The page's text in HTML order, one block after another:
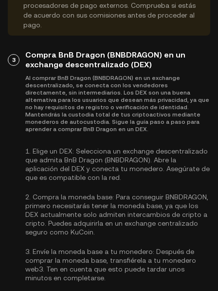
procesadores de pago externos. Comprueba si estás
de acuerdo con sus comisiones antes de proceder al
pago.
3
Compra BnB Dragon (BNBDRAGON) en un
exchange descentralizado (DEX)
Al comprar BnB Dragon (BNBDRAGON) en un exchange
descentralizado, se conecta con los vendedores
directamente, sin intermediarios. Los DEX son una buena
alternativa para los usuarios que desean más privacidad, ya que
no hay requisitos de registro o verificación de identidad.
Mantendrás la custodia total de tus criptoactivos mediante
monederos de autocustodia. Sigue la guía paso a paso para
aprender a comprar BnB Dragon en un DEX.
1. Elige un DEX: Selecciona un exchange descentralizado
que admita BnB Dragon (BNBDRAGON). Abre la
aplicación del DEX y conecta tu monedero. Asegúrate de
que es compatible con la red.
2. Compra la moneda base: Para conseguir BNBDRAGON,
primero necesitarás tener la moneda base, ya que los
DEX actualmente solo admiten intercambios de cripto a
cripto. Puedes adquirirla en un exchange centralizado
seguro como KuCoin.
3. Envíe la moneda base a tu monedero: Después de
comprar la moneda base, transfiérela a tu monedero
web3. Ten en cuenta que esto puede tardar unos
minutos en completarse.